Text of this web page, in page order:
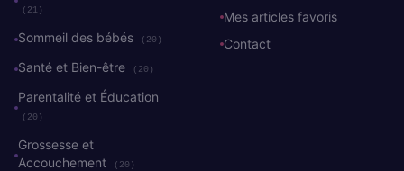
(21)
Sommeil des bébés (20)
Santé et Bien-être (20)
Parentalité et Éducation
(20)
Grossesse et
Accouchement
(20)
Mes articles favoris
Contact